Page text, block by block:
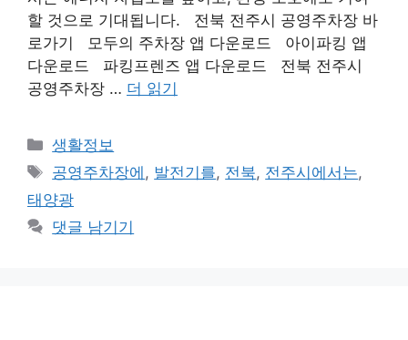
할 것으로 기대됩니다. 전북 전주시 공영주차장 바
로가기 모두의 주차장 앱 다운로드 아이파킹 앱
다운로드 파킹프렌즈 앱 다운로드 전북 전주시
공영주차장 … 더 읽기
카
테
리
생활정보
태
그
공영주차장에 , 발전기를, 전북, 전주시에서는,
태양광
댓글 남기기